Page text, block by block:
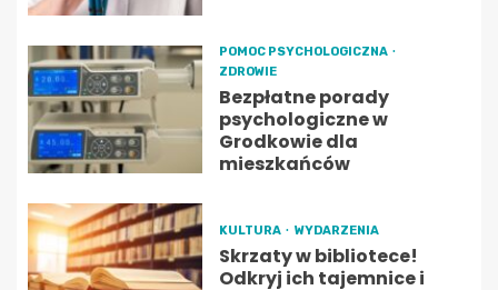
POMOC PSYCHOLOGICZNA
ZDROWIE
Bezpłatne porady
psychologiczne w
Grodkowie dla
mieszkańców
KULTURA WYDARZENIA
Skrzaty w bibliotece!
Odkryj ich tajemnice i